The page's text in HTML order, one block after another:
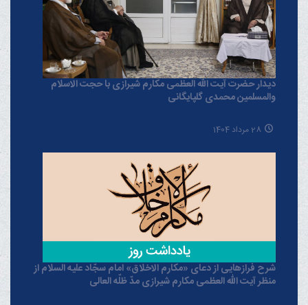
دیدار حضرت آیت الله العظمی مکارم شیرازی با حجت الاسلام
والمسلمین محمدی گلپایگانی
28 مرداد 1404
شرح فرازهایی از دعای «مکارم الاخلاق» امام سجّاد علیه السلام از
منظر آیت الله العظمی مکارم شیرازی مدّ ظلّه العالی